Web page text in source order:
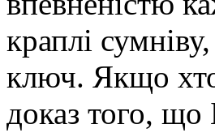
краплі
ключ. Якщо
доказ того,